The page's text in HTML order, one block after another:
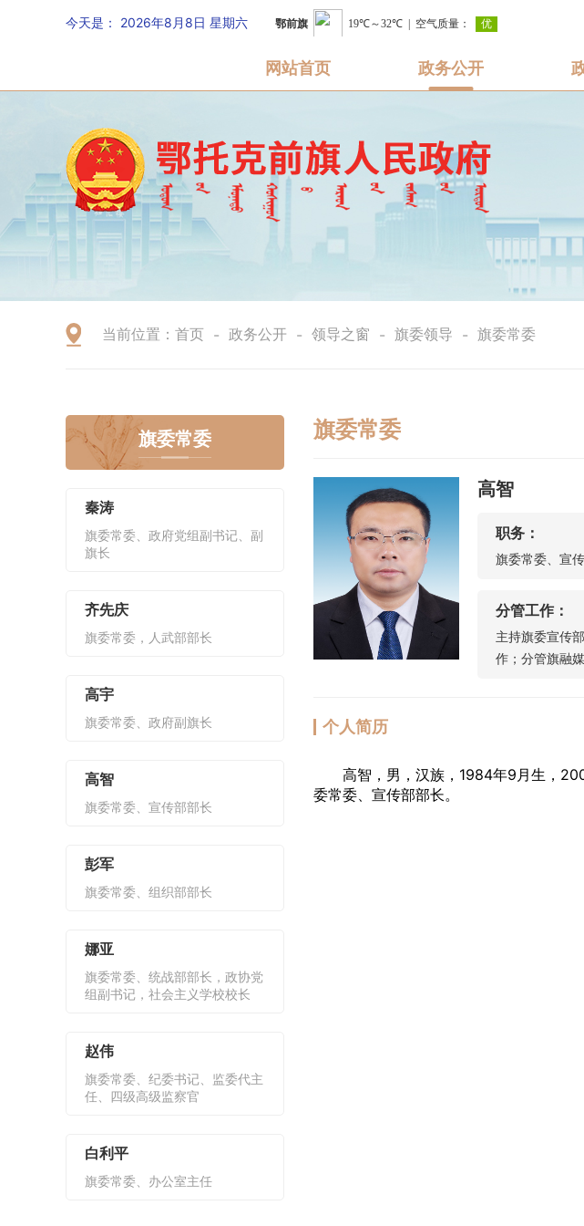
今天是： 2026年8月8日 星期六
网站首页 政务公开
当前位置： 首页 - 政务公开 - 领导之窗 - 旗委领导 - 旗委常委
旗委常委
秦涛
旗委常委、政府党组副书记、副
旗长
齐先庆
旗委常委，人武部部长
高宇
旗委常委、政府副旗长
高智
旗委常委、宣传部部长
彭军
旗委常委、组织部部长
娜亚
旗委常委、统战部部长，政协党
组副书记，社会主义学校校长
赵伟
旗委常委、纪委书记、监委代主
任、四级高级监察官
白利平
旗委常委、办公室主任
旗委常委
高智
职务：
旗委常委、宣
分管工作：
主持旗委宣传
作；分管旗融
个人简历
高智，男，汉族，1984年9月生，
委常委、宣传部部长。